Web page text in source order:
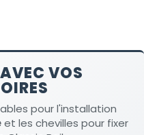
VOS
pour l'installation
et les chevilles pour fixer